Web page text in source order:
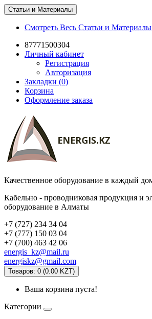
Статьи и Материалы
Смотреть Весь Статьи и Материалы
87771500304
Личный кабинет
Регистрация
Авторизация
Закладки (0)
Корзина
Оформление заказа
Качественное оборудование в каждый
Кабельно - проводниковая продукция и
оборудование в Алматы
+7 (727) 234 34 04
+7 (777) 150 03 04
+7 (700) 463 42 06
energis_kz@mail.ru
energiskz@gmail.com
Товаров: 0 (0.00 KZT)
Ваша корзина пуста!
Категории